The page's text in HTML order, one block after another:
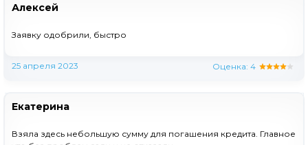
Алексей
Заявку одобрили, быстро
25 апреля 2023 Оценка: 4
Екатерина
Взяла здесь небольшую сумму для погашения кредита. Главное